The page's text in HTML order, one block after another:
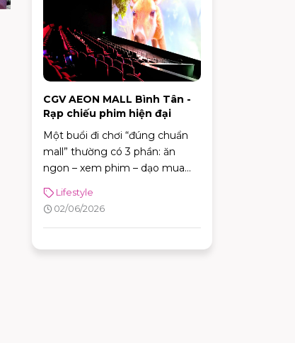
đúng cách và xử lý mồ hôi
thông minh, da sẽ dễ “ổn định”
hơn hẳn.
CGV AEON MALL Bình Tân -
Rạp chiếu phim hiện đại
Một buổi đi chơi “đúng chuẩn
mall” thường có 3 phần: ăn
ngon – xem phim – dạo mua
rạp chiếu vừa tiện di chuyển,
vừa có nhiều lựa chọn định
“mood” theo từng bộ phim,
Lifestyle
02/06/2026